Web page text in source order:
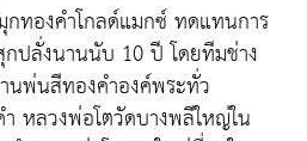
ทองคำโกลด์แมกซ์ ทดแทนการ
ปลั่งนานนับ 10 ปี โดยทีมช่าง
นพ่นสีทองคำองค์พระทั่ว
หลวงพ่อโตวัดบางพลีใหญ่ใน